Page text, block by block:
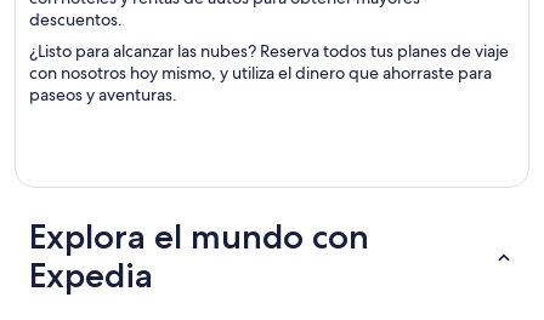
descuentos.
¿Listo para alcanzar las nubes? Reserva todos tus planes de viaje
con nosotros hoy mismo, y utiliza el dinero que ahorraste para
paseos y aventuras.
Explora el mundo con
Expedia